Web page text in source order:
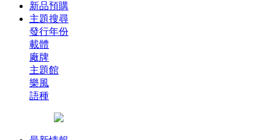
新品預購
主題搜尋
發行年份
載體
廠牌
主題館
樂風
語種